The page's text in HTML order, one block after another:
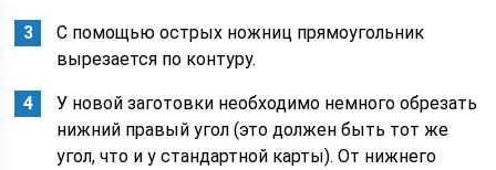
С помощью острых ножниц прямоугольник
вырезается по контуру.
У новой заготовки необходимо немного обрезать
нижний правый угол (это должен быть тот же
угол, что и у стандартной карты). От нижнего